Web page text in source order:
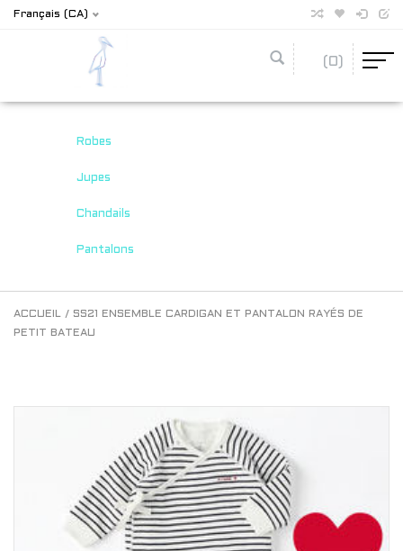
Français (CA)
(0)
Robes
Jupes
Chandails
Pantalons
ACCUEIL / SS21 ENSEMBLE CARDIGAN ET PANTALON RAYÉS DE
PETIT BATEAU